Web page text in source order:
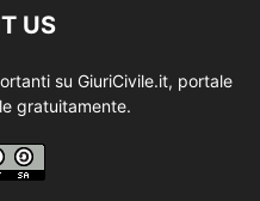
US
su GiuriCivile.it, portale
gratuitamente.